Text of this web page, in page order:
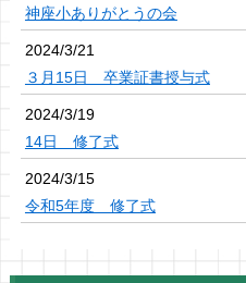
神座小ありがとうの会
2024/3/21
３月15日 卒業証書授与式
2024/3/19
14日 修了式
2024/3/15
令和5年度 修了式